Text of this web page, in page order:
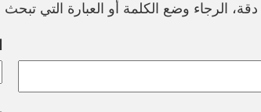
الرجاء وضع الكلمة أو العبارة التي